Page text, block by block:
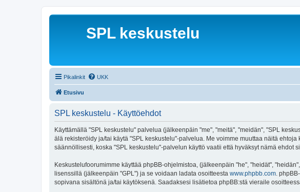
SPL keskustelu
Pikalinkit UKK
Etusivu
SPL keskustelu - Käyttöehdot
Käyttämällä "SPL keskustelu" palvelua (jälkeenpäin "me", "meitä", "meidän", "SPL
älä rekisteröidy ja/tai käytä "SPL keskustelu"-palvelua. Me voimme muuttaa näitä
säännöllisesti, koska "SPL keskustelu"-palvelun käyttö vaatii että hyväksyt nämä ehdot
Keskustelufoorumimme käyttää phpBB-ohjelmistoa, (jälkeenpäin "he", "heidät",
lisenssillä (jälkeenpäin "GPL") ja se voidaan ladata osoitteesta www.phpbb.com.
sopivana sisältönä ja/tai käytöksenä. Saadaksesi lisätietoa phpBB:stä vieraile